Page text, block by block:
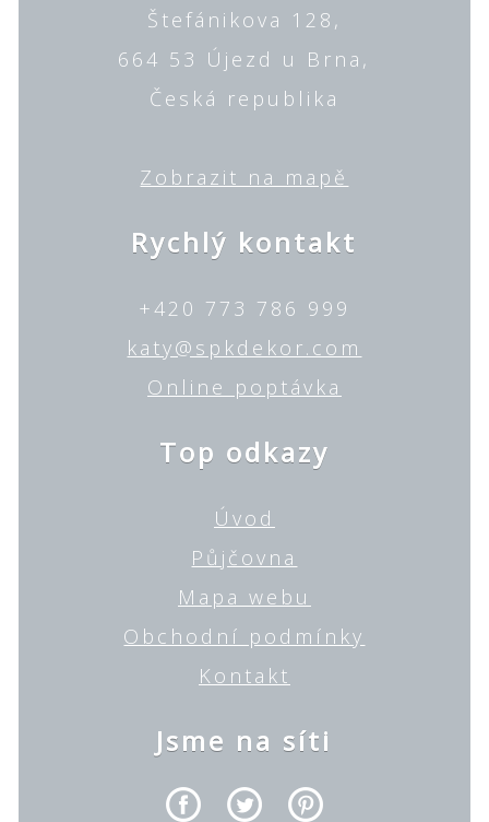
Štefánikova 128,
664 53 Újezd u Brna,
Česká republika
Zobrazit na mapě
Rychlý kontakt
+420 773 786 999
katy@spkdekor.com
Online poptávka
Top odkazy
Úvod
Půjčovna
Mapa webu
Obchodní podmínky
Kontakt
Jsme na síti